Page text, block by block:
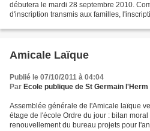
débutera le mardi 28 septembre 2010.
d'inscription transmis aux familles,
Amicale Laïque
Publié le 07/10/2011 à 04:04
Par Ecole publique de St Germain l'Herm
Assemblée générale de l'Amicale laïque
étage de l'école Ordre du jour : bilan
renouvellement du bureau projets pour